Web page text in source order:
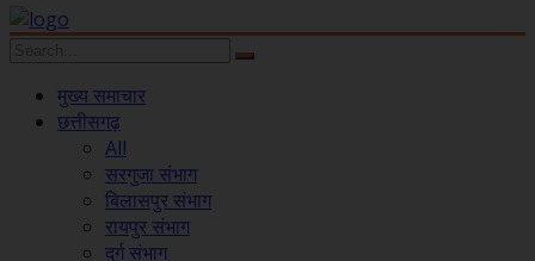
मुख्य समाचार
छत्तीसगढ़
All
सरगुजा संभाग
बिलासपुर संभाग
रायपुर संभाग
दुर्ग संभाग